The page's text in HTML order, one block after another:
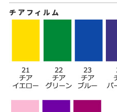
チアフィルム